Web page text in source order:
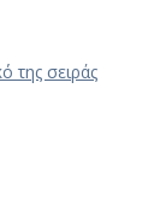
της σειράς